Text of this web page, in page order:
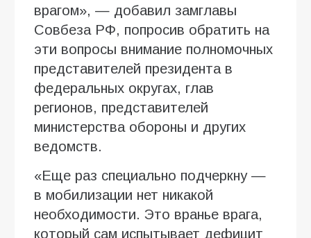
врагом», — добавил замглавы
Совбеза РФ, попросив обратить на
эти вопросы внимание полномочных
представителей президента в
федеральных округах, глав
регионов, представителей
министерства обороны и других
ведомств.
«Еще раз специально подчеркну —
в мобилизации нет никакой
необходимости. Это вранье врага,
который сам испытывает дефицит